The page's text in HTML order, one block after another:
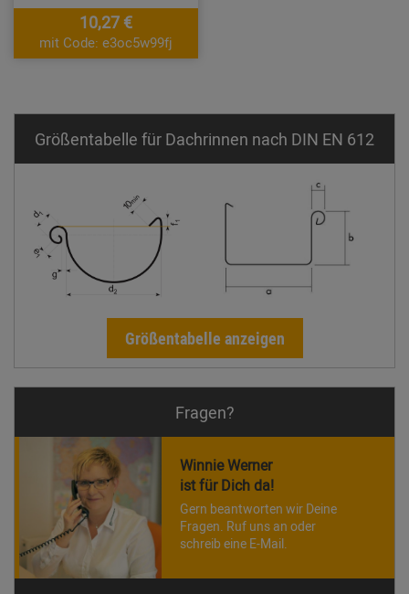
10,27 €
mit Code: e3oc5w99fj
Größentabelle für Dachrinnen nach DIN EN 612
Größentabelle anzeigen
Fragen?
Winnie Werner
ist für Dich da!
Gern beantworten wir Deine
Fragen. Ruf uns an oder
schreib eine E-Mail.